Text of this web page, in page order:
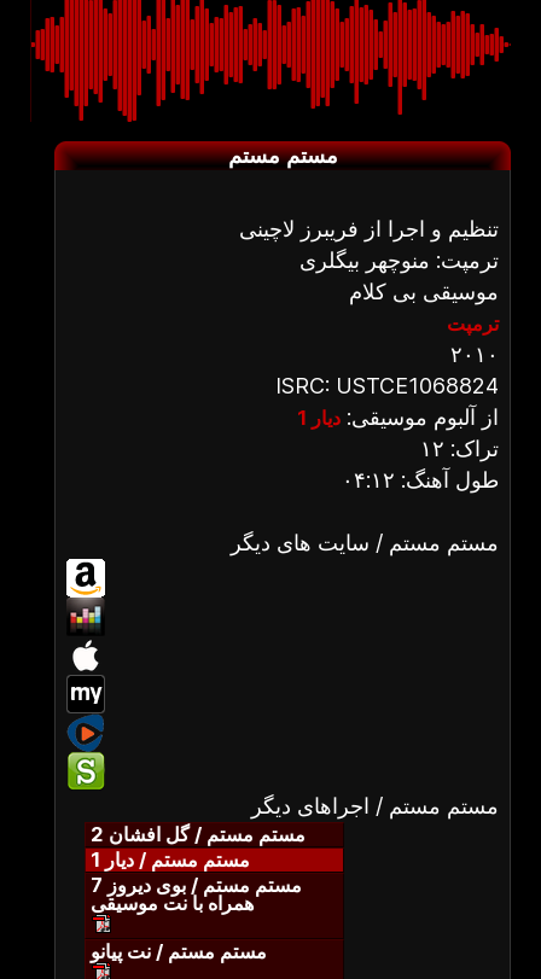
مستم مستم
تنظیم و اجرا از فریبرز لاچینی
ترمپت: منوچهر بیگلری
موسیقی بی کلام
ترمپت
۲۰۱۰
ISRC: USTCE1068824
از آلبوم موسیقی: دیار 1
تراک: ۱۲
طول آهنگ: ۰۴:۱۲
مستم مستم / سایت های دیگر
مستم مستم / اجراهای دیگر
مستم مستم / گل افشان 2
مستم مستم / دیار 1
مستم مستم / بوی دیروز 7
همراه با نت موسیقی
مستم مستم / نت پیانو